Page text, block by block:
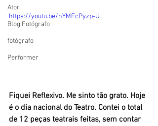
Ator
Blog Fotógrafo
fotógrafo
Performer
https://youtu.be/nYMFcPyzp-U
Fiquei Reflexivo. Me sinto tão grato. Hoje
é o dia nacional do Teatro. Contei o total
de 12 peças teatrais feitas, sem contar